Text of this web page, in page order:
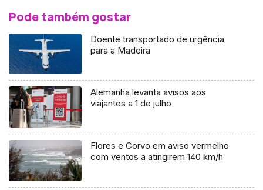
Pode também gostar
Doente transportado de urgência
para a Madeira
Alemanha levanta avisos aos
viajantes a 1 de julho
Flores e Corvo em aviso vermelho
com ventos a atingirem 140 km/h